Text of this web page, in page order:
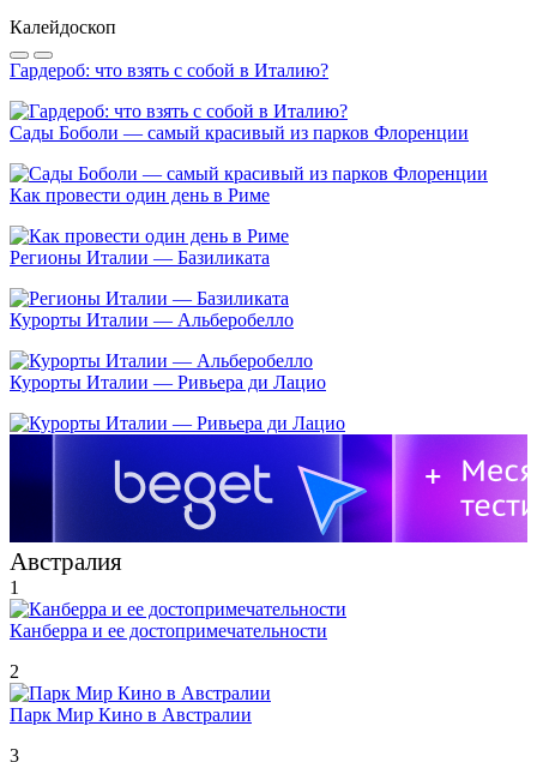
Калейдоскоп
Гардероб: что взять с собой в Италию?
Сады Боболи — самый красивый из парков Флоренции
Как провести один день в Риме
Регионы Италии — Базиликата
Курорты Италии — Альберобелло
Курорты Италии — Ривьера ди Лацио
Австралия
1
Канберра и ее достопримечательности
2
Парк Мир Кино в Австралии
3